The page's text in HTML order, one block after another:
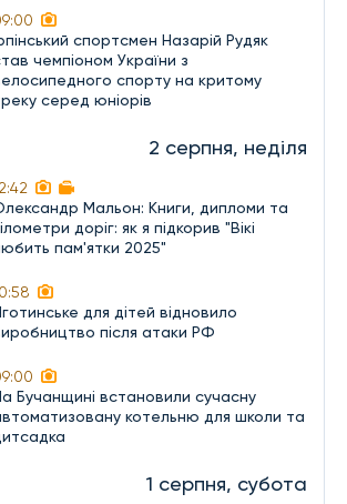
спортсмен Назарій Рудяк
чемпіоном України з
спорту на критому
серед юніорів
2 серпня, неділя
Мальон: Книги, дипломи та
доріг: як я підкорив "Вікі
пам'ятки 2025"
для дітей відновило
після атаки РФ
Бучанщині встановили сучасну
котельню для школи та
1 серпня, субота